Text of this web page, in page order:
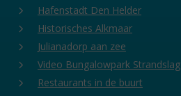
Hafenstadt Den Helder
Historisches Alkmaar
Julianadorp aan zee
Video Bungalowpark Strandslag
Restaurants in de buurt